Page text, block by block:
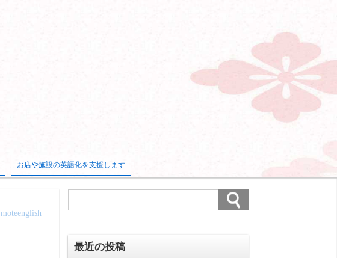
お店や施設の英語化を支援します
moteenglish
最近の投稿